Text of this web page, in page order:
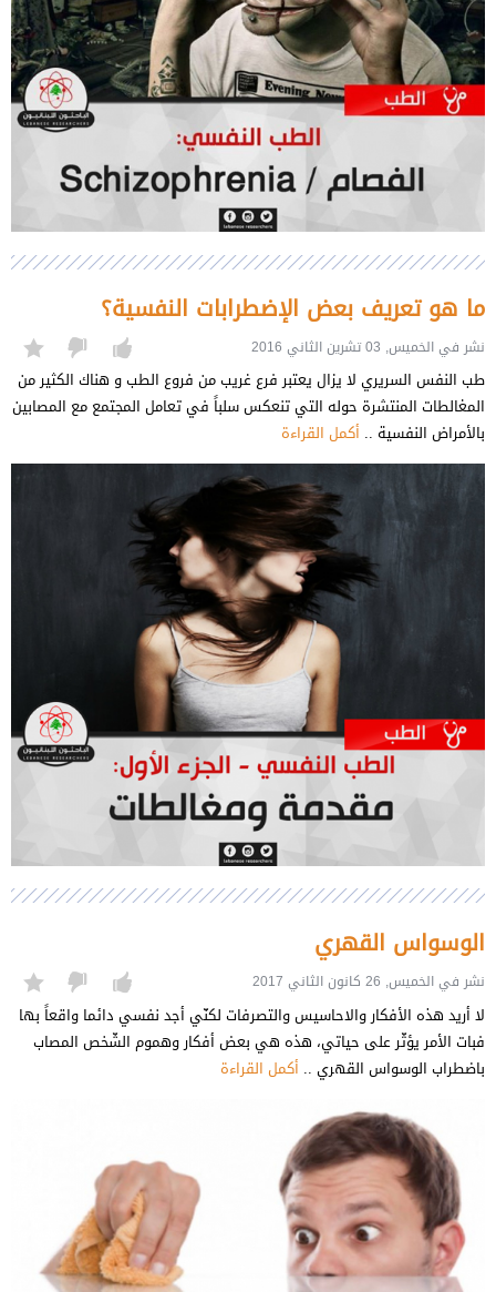
ما هو تعريف بعض الإضطرابات النفسية؟
نشر في الخميس, 03 تشرين الثاني 2016
طب النفس السريري لا يزال يعتبر فرع غريب من فروع الطب و هناك الكثير من
المغالطات المنتشرة حوله التي تنعكس سلباً في تعامل المجتمع مع المصابين
بالأمراض النفسية .. أكمل القراءة
الوسواس القهري
نشر في الخميس, 26 كانون الثاني 2017
لا أريد هذه الأفكار والاحاسيس والتصرفات لكنّي أجد نفسي دائما واقعاً بها
فبات الأمر يؤثّر على حياتي، هذه هي بعض أفكار وهموم الشّخص المصاب
باضطراب الوسواس القهري .. أكمل القراءة